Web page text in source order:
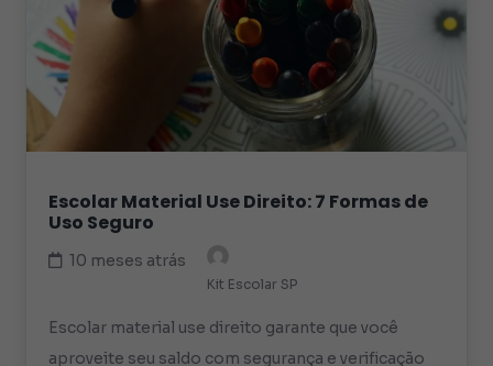
Escolar Material Use Direito: 7 Formas de
Uso Seguro
10 meses atrás
Kit Escolar SP
Escolar material use direito garante que você
aproveite seu saldo com segurança e verificação